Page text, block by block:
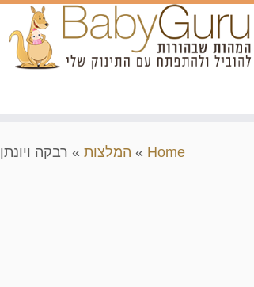
Home
» המלצות » רבקה ויונתן